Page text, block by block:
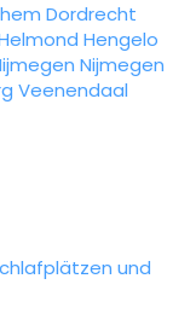
Dordrecht
Hengelo
Nijmegen
Veenendaal
und